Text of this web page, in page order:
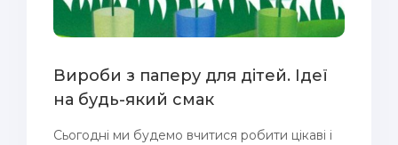
Вироби з паперу для дітей. Ідеї
на будь-який смак
Сьогодні ми будемо вчитися робити цікаві і